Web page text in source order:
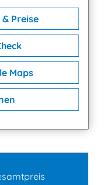
Preise
Maps